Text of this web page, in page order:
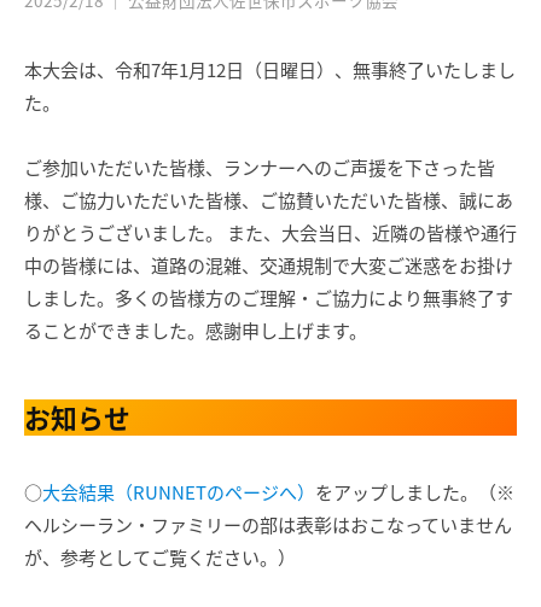
報
サ
ト
本大会は、令和7年1月12日（日曜日）、無事終了いたしまし
た。
ご参加いただいた皆様、ランナーへのご声援を下さった皆
様、ご協力いただいた皆様、ご協賛いただいた皆様、誠にあ
りがとうございました。 また、大会当日、近隣の皆様や通行
中の皆様には、道路の混雑、交通規制で大変ご迷惑をお掛け
しました。多くの皆様方のご理解・ご協力により無事終了す
ることができました。感謝申し上げます。
お知らせ
○大会結果（RUNNETのページへ） をアップしました。（※
ヘルシーラン・ファミリーの部は表彰はおこなっていません
が、参考としてご覧ください。）